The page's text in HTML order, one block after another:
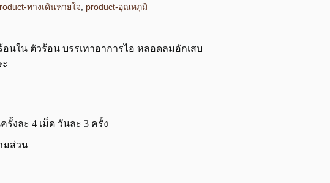
ทางเดินหายใจ product-อุณหภูมิ
นใน ตัวร้อน บรรเทาอาการไอ หลอดลมอักเสบ
รั้งละ 4 เม็ด วันละ 3 ครั้ง
มส่วน